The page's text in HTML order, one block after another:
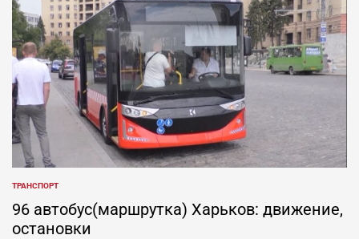
ОПУБЛИКОВАНО
В
ТРАНСПОРТ
96 автобус(маршрутка) Харьков: движение,
остановки